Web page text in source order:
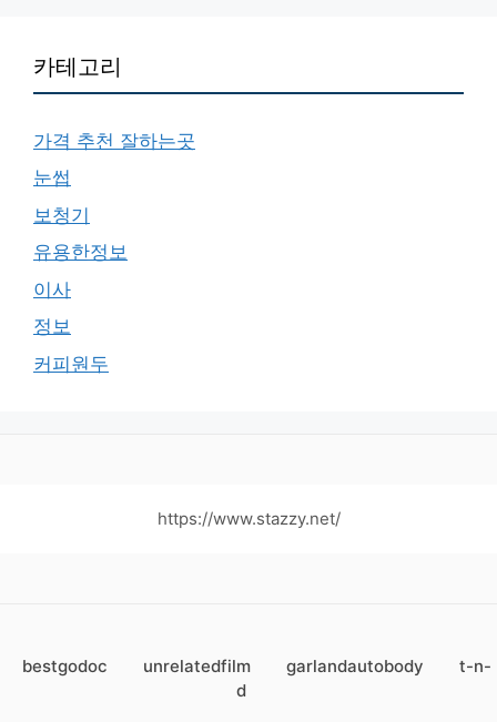
카테고리
가격 추천 잘하는곳
눈썹
보청기
유용한정보
이사
정보
커피원두
https://www.stazzy.net/
bestgodoc unrelatedfilm garlandautobody
t-n-
d